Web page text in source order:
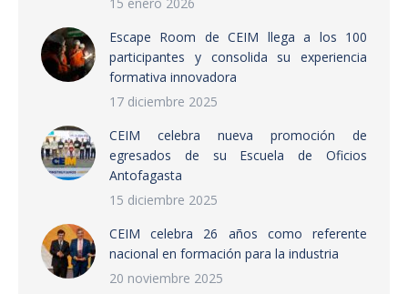
Escape Room de CEIM llega a los 100
participantes y consolida su experiencia
formativa innovadora
17 diciembre 2025
CEIM celebra nueva promoción de
egresados de su Escuela de Oficios
Antofagasta
15 diciembre 2025
CEIM celebra 26 años como referente
nacional en formación para la industria
20 noviembre 2025